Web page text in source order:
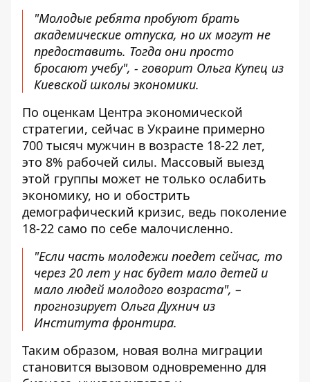
"Молодые ребята пробуют брать
академические отпуска, но их могут не
предоставить. Тогда они просто
бросают учебу", - говорит Ольга Купец из
Киевской школы экономики.
По оценкам Центра экономической
стратегии, сейчас в Украине примерно
700 тысяч мужчин в возрасте 18-22 лет,
это 8% рабочей силы. Массовый выезд
этой группы может не только ослабить
экономику, но и обострить
демографический кризис, ведь поколение
18-22 само по себе малочисленно.
"Если часть молодежи поедет сейчас, то
через 20 лет у нас будет мало детей и
мало людей молодого возраста", –
прогнозирует Ольга Духнич из
Института фронтира.
Таким образом, новая волна миграции
становится вызовом одновременно для